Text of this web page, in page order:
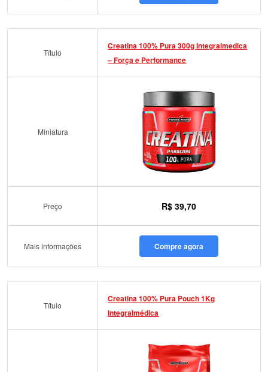
Título
Creatina 100% Pura 300g Integralmedica
– Força e Performance
Miniatura
Preço R$ 39,70
Mais informações Compre agora
Título
Creatina 100% Pura Pouch 1Kg
Integralmédica